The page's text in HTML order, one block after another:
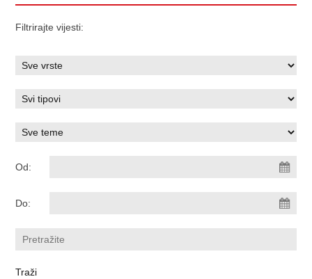
Filtrirajte vijesti:
Od:
Do: